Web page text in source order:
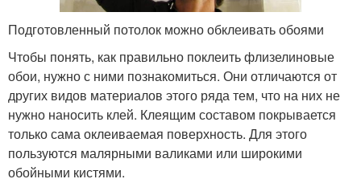
Подготовленный потолок можно обклеивать обоями
Чтобы понять, как правильно поклеить флизелиновые
обои, нужно с ними познакомиться. Они отличаются от
других видов материалов этого ряда тем, что на них не
нужно наносить клей. Клеящим составом покрывается
только сама оклеиваемая поверхность. Для этого
пользуются малярными валиками или широкими
обойными кистями.